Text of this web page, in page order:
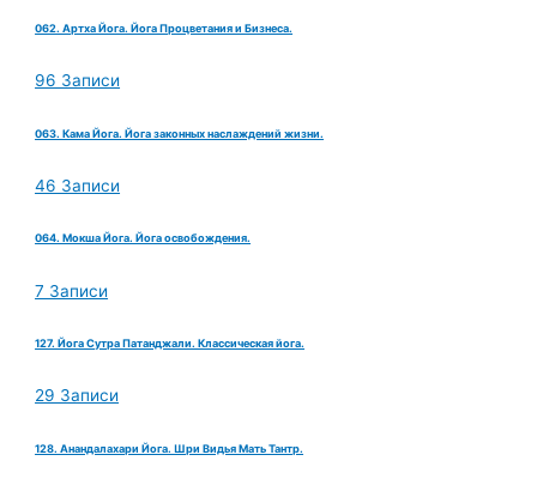
062. Артха Йога. Йога Процветания и Бизнеса.
96 Записи
063. Кама Йога. Йога законных наслаждений жизни.
46 Записи
064. Мокша Йога. Йога освобождения.
7 Записи
127. Йога Сутра Патанджали. Классическая йога.
29 Записи
128. Анандалахари Йога. Шри Видья Мать Тантр.